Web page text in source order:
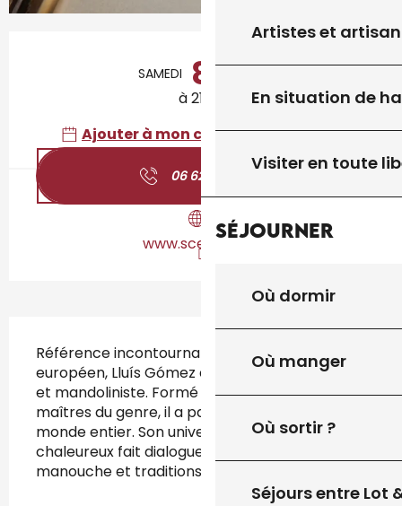
Artistes et
En situation de
Visiter en toute
Séjourner
Où dormir
Où manger
Où sortir ?
Séjours entre Lot
Ouverture et coordonnées
SAMEDI 8
à 21:00
Ajouter à mon calendrier Google
06 62 78 25
www.scenette.fr
Référence incontournable du bluegrass
européen, Lluís Gómez est banjoïste, violoniste
et mandoliniste. Formé auprès des plus grands
maîtres du genre, il a parcouru les scènes du
monde entier. Son univers virtuose et
chaleureux fait dialoguer bluegrass, folk, jazz
manouche et traditions populaires.